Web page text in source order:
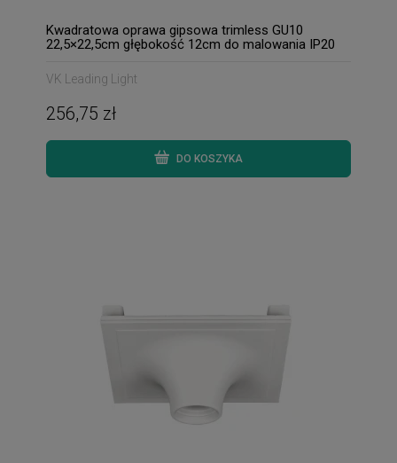
Kwadratowa oprawa gipsowa trimless GU10
22,5×22,5cm głębokość 12cm do malowania IP20
VK Leading Light
256,75 zł
DO KOSZYKA